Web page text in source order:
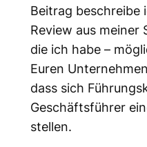
Beitrag beschreibe
Review aus meiner
die ich habe –
Euren
dass sich
Geschäftsführer
stellen.